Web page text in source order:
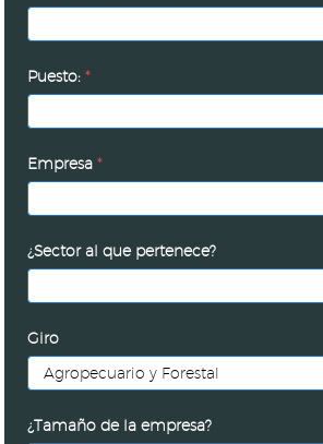
Puesto:*
Empresa*
¿Sector al que pertenece?
Giro
¿Tamaño de la empresa?